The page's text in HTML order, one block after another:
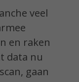
veel
en raken
data nu
gaan